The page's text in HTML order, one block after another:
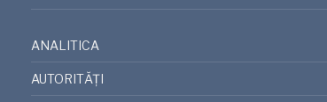
ANALITICA
AUTORITĂȚI